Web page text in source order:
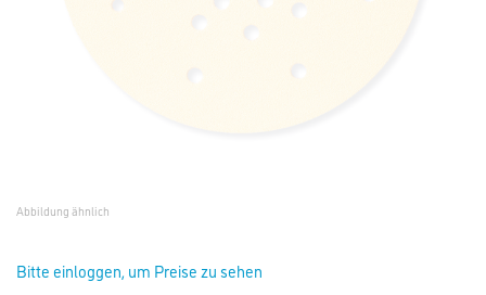
Abbildung ähnlich
Bitte einloggen, um Preise zu sehen